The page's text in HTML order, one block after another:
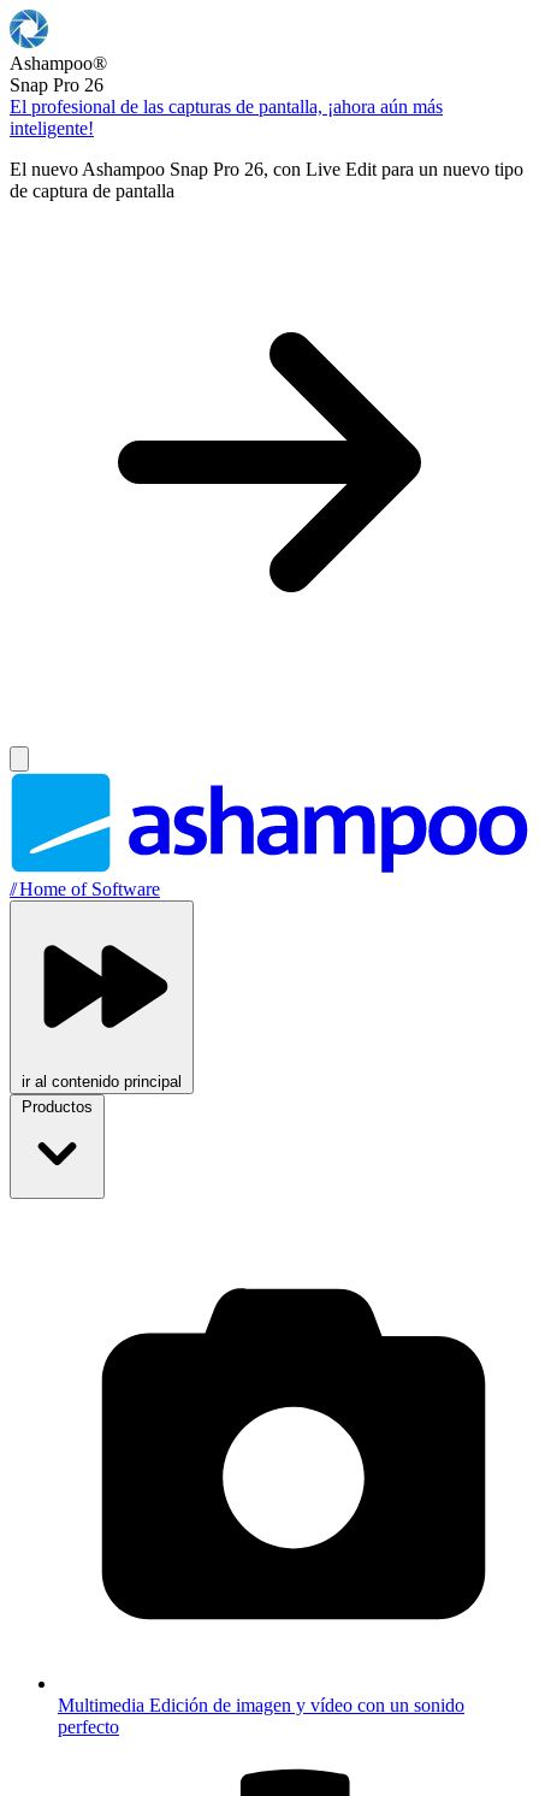
Ashampoo®
Snap Pro 26
El profesional de las capturas de pantalla, ¡ahora aún más
inteligente!
El nuevo Ashampoo Snap Pro 26, con Live Edit para un nuevo tipo
de captura de pantalla
//Home of Software
ir al contenido principal
Productos
Multimedia Edición de imagen y vídeo con un sonido
perfecto